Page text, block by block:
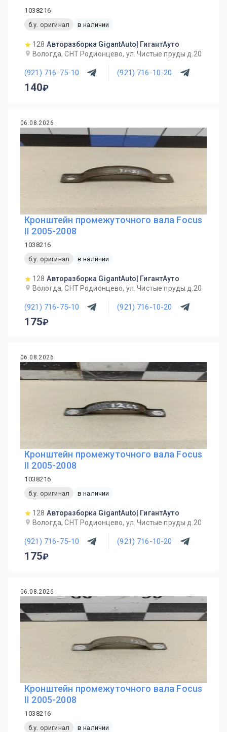
1038216
б.у. оригинал
в наличии
128 Авторазборка GigantAuto| ГигантАуто
Вологда, СНТ Родионцево, ул. Чистые пруды д.20
(921) 716-75-10 (921) 716-10-20
140
06.08.2026
Кронштейн промежуточного вала Focus
II 2005-2008
1038216
б.у. оригинал
в наличии
128 Авторазборка GigantAuto| ГигантАуто
Вологда, СНТ Родионцево, ул. Чистые пруды д.20
(921) 716-75-10 (921) 716-10-20
175
06.08.2026
Кронштейн промежуточного вала Focus
II 2005-2008
1038216
б.у. оригинал
в наличии
128 Авторазборка GigantAuto| ГигантАуто
Вологда, СНТ Родионцево, ул. Чистые пруды д.20
(921) 716-75-10 (921) 716-10-20
175
06.08.2026
Кронштейн промежуточного вала Focus
II 2005-2008
1038216
б.у. оригинал
в наличии